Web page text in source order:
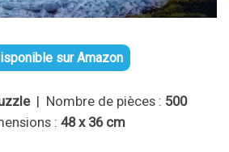
sur Amazon
| Nombre de pièces : 500
: 48 x 36 cm